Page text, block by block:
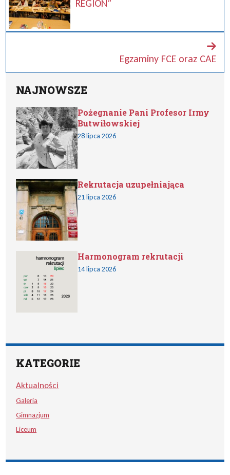
REGION”
Egzaminy FCE oraz CAE
NAJNOWSZE
Pożegnanie Pani Profesor Irmy
Butwiłowskiej
28 lipca 2026
Rekrutacja uzupełniająca
21 lipca 2026
Harmonogram rekrutacji
14 lipca 2026
KATEGORIE
Aktualności
Galeria
Gimnazjum
Liceum